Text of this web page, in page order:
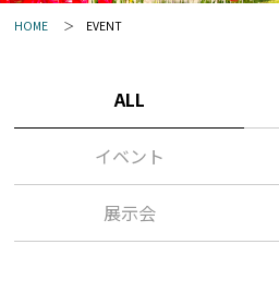
HOME EVENT
ALL
イベント
展示会